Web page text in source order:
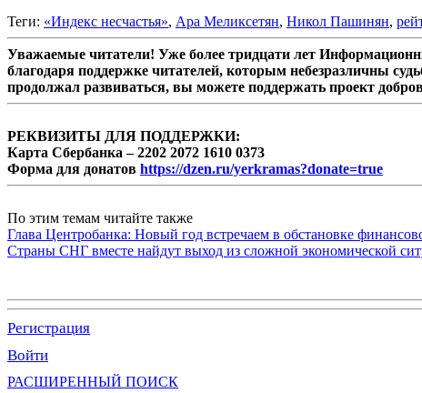
Теги: «Индекс несчастья», Ара Меликсетян, Никол Пашинян,
Уважаемые читатели! Уже более тридцати лет
благодаря поддержке читателей, которым небезразличны
продолжал развиваться, вы можете поддержать проект
РЕКВИЗИТЫ ДЛЯ ПОДДЕРЖКИ:
Карта Сбербанка – 2202 2072 1610 0373
Форма для донатов https://dzen.ru/yerkramas?donate=true
По этим темам читайте также
Глава Центробанка: Новый год встречаем в обстановке
Страны СНГ вместе найдут выход из сложной экономической
Регистрация
Войти
РАСШИРЕННЫЙ ПОИСК